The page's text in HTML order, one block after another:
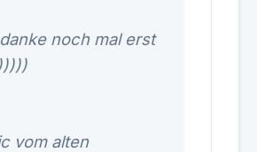
noch mal erst
vom alten